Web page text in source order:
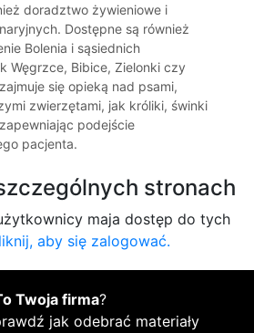
doradztwo żywieniowe i
Dostępne są również
Bolenia i sąsiednich
Węgrzce, Bibice, Zielonki czy
się opieką nad psami,
zwierzętami, jak króliki, świnki
podejście
pacjenta.
stronach
maja dostęp do tych
aby się zalogować.
Twoja firma?
jak odebrać materiały